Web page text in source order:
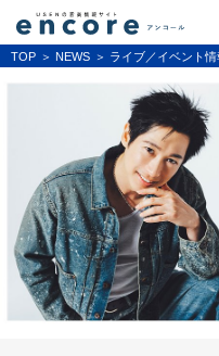
TOP NEWS ライブ／イベント情